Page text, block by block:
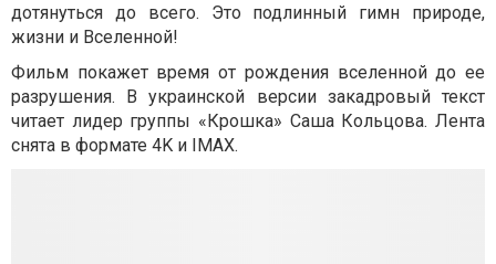
дотянуться до всего. Это подлинный гимн природе,
жизни и Вселенной!
Фильм покажет время от рождения вселенной до ее
разрушения. В украинской версии закадровый текст
читает лидер группы «Крошка» Саша Кольцова. Лента
снята в формате 4K и IMAX.